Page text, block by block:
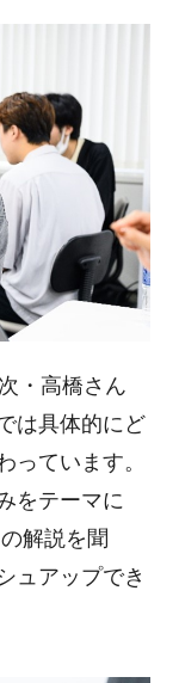
・高橋さん
は具体的にど
っています。
をテーマに
解説を聞
ュアップでき